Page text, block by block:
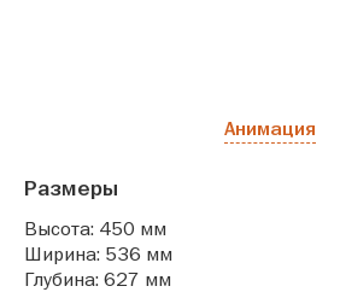
Анимация
Размеры
Высота: 450 мм
Ширина: 536 мм
Глубина: 627 мм